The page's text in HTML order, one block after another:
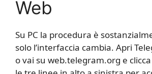
Web
Su PC la procedura è
solo l’interfaccia cambia. Apri
o vai su web.telegram.org e clicca